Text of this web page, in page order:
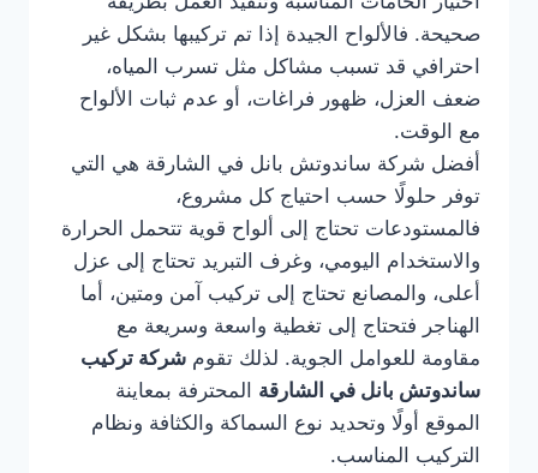
صحيحة. فالألواح الجيدة إذا تم تركيبها بشكل غير
احترافي قد تسبب مشاكل مثل تسرب المياه،
ضعف العزل، ظهور فراغات، أو عدم ثبات الألواح
مع الوقت.
أفضل شركة ساندوتش بانل في الشارقة هي التي
توفر حلولًا حسب احتياج كل مشروع،
فالمستودعات تحتاج إلى ألواح قوية تتحمل الحرارة
والاستخدام اليومي، وغرف التبريد تحتاج إلى عزل
أعلى، والمصانع تحتاج إلى تركيب آمن ومتين، أما
الهناجر فتحتاج إلى تغطية واسعة وسريعة مع
مقاومة للعوامل الجوية. لذلك تقوم شركة تركيب
ساندوتش بانل في الشارقة المحترفة بمعاينة
الموقع أولًا وتحديد نوع السماكة والكثافة ونظام
التركيب المناسب.